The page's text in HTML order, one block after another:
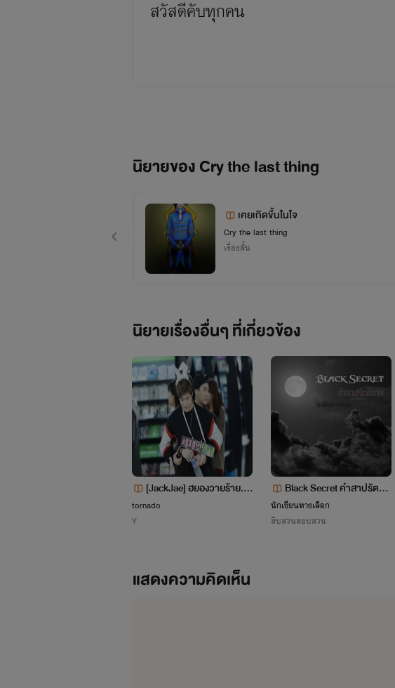
สวัสดีคับทุกคน
ฝากนิยายของผมด้วยนะคับ
เพจFacebook I guy KMD 0013
นิยายของ Cry the last thing
เคยเกิดขึ้นในใจ
Cry the last thing
เรื่องสั้น
นิยายเรื่องอื่นๆ ที่เกี่ยวข้อง
[JackJae] ฮยองวายร้าย..กั
บเด็กใสซื่อ
tornado
Y
Black Secret คำสาปรัตติก
าล
นักเขียนทางเลือก
สืบสวนสอบสวน
แสดงความคิดเห็น